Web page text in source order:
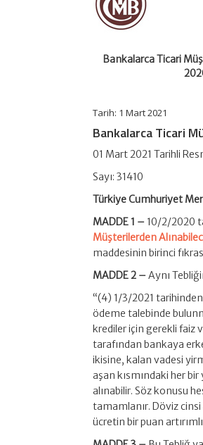
Bankalarca Ticari
Tarih: 1 Mart 2021
Bankalarca Ticari
01 Mart 2021 Tarihli
Sayı: 31410
Türkiye Cumhuriyet
MADDE 1 – 10/2/2020
Müşterilerden
maddesinin birinci
MADDE 2 – Aynı
“(4) 1/3/2021
ödeme talebinde
krediler için gerekli faiz
tarafından bankaya
ikisine, kalan vadesi
aşan kısmındaki her
alınabilir. Söz konusu
tamamlanır. Döviz
ücretin bir puan